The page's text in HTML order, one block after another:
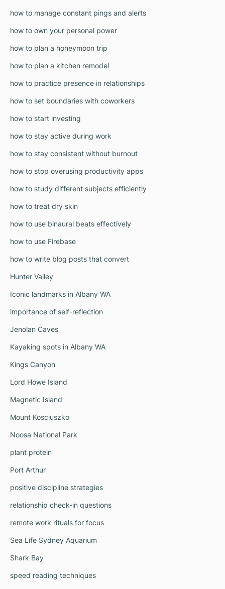
how to manage constant pings and alerts
how to own your personal power
how to plan a honeymoon trip
how to plan a kitchen remodel
how to practice presence in relationships
how to set boundaries with coworkers
how to start investing
how to stay active during work
how to stay consistent without burnout
how to stop overusing productivity apps
how to study different subjects efficiently
how to treat dry skin
how to use binaural beats effectively
how to use Firebase
how to write blog posts that convert
Hunter Valley
Iconic landmarks in Albany WA
importance of self-reflection
Jenolan Caves
Kayaking spots in Albany WA
Kings Canyon
Lord Howe Island
Magnetic Island
Mount Kosciuszko
Noosa National Park
plant protein
Port Arthur
positive discipline strategies
relationship check-in questions
remote work rituals for focus
Sea Life Sydney Aquarium
Shark Bay
speed reading techniques